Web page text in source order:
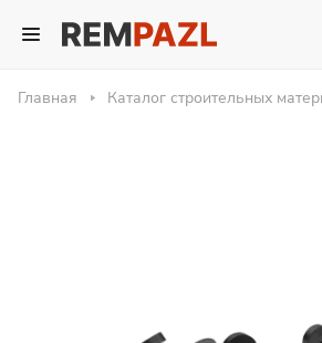
Главная Каталог строительных